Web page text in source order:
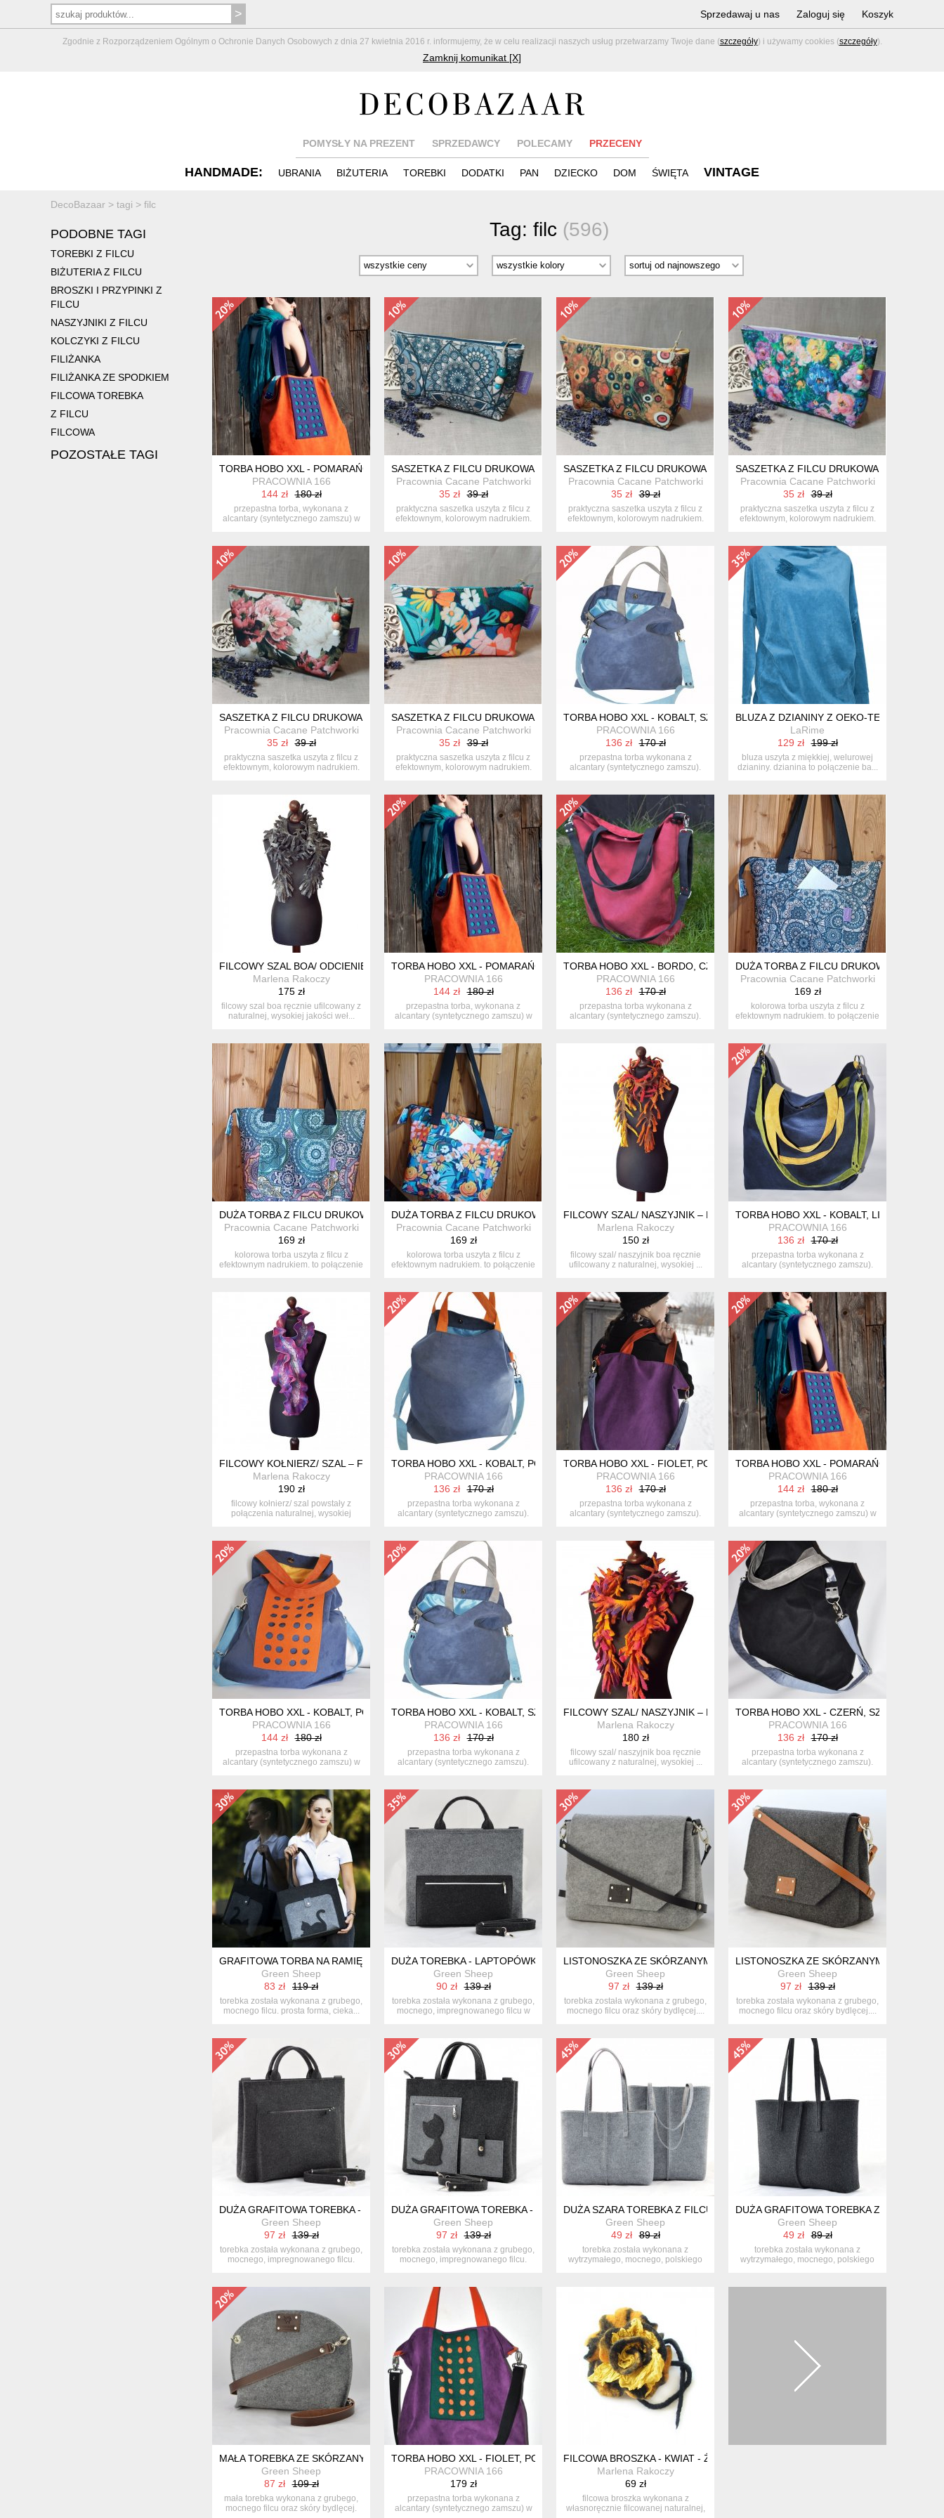
Zgodnie z Rozporządzeniem Ogólnym o Ochronie Danych Osobowych z dnia 27 kwietnia 2016 r. informujemy, że w celu realizacji naszych usług przetwarzamy Twoje dane (szczegóły) i używamy cookies (szczegóły).
Zamknij komunikat [X]
Sprzedawaj u nas Zaloguj się Koszyk
POMYSŁY NA PREZENT SPRZEDAWCY POLECAMY PRZECENY
HANDMADE: UBRANIA BIŻUTERIA TOREBKI DODATKI PAN DZIECKO DOM ŚWIĘTA VINTAGE
DecoBazaar > tagi > filc
PODOBNE TAGI
TOREBKI Z FILCU
BIŻUTERIA Z FILCU
BROSZKI I PRZYPINKI Z
FILCU
NASZYJNIKI Z FILCU
KOLCZYKI Z FILCU
FILIŻANKA
FILIŻANKA ZE SPODKIEM
FILCOWA TOREBKA
Z FILCU
FILCOWA
POZOSTAŁE TAGI
Tag: filc (596)
TORBA HOBO XXL - POMARAŃCZ,FIOLET, SZMARAGD
PRACOWNIA 166
144 zł
180 zł
przepastna torba, wykonana z
alcantary (syntetycznego zamszu) w
SASZETKA Z FILCU DRUKOWANEGO – WZÓR GEOMETRYCZNY
Pracownia Cacane Patchworki
35 zł
39 zł
praktyczna saszetka uszyta z filcu z
efektownym, kolorowym nadrukiem.
SASZETKA Z FILCU DRUKOWANEGO – WZÓR NIEOKREŚLONY
Pracownia Cacane Patchworki
35 zł
39 zł
praktyczna saszetka uszyta z filcu z
efektownym, kolorowym nadrukiem.
SASZETKA Z FILCU DRUKOWANEGO –
Pracownia Cacane Patchworki
35 zł
39 zł
praktyczna saszetka uszyta z filcu z
efektownym, kolorowym nadrukiem.
SASZETKA Z FILCU DRUKOWANEGO – WZÓR KWIATOWY
Pracownia Cacane Patchworki
35 zł
39 zł
praktyczna saszetka uszyta z filcu z
efektownym, kolorowym nadrukiem.
SASZETKA Z FILCU DRUKOWANEGO – WZÓR KWIATOWY
Pracownia Cacane Patchworki
35 zł
39 zł
praktyczna saszetka uszyta z filcu z
efektownym, kolorowym nadrukiem.
TORBA HOBO XXL - KOBALT, SZAROŚĆ, BŁĘKIT
PRACOWNIA 166
136 zł
170 zł
przepastna torba wykonana z
alcantary (syntetycznego zamszu).
BLUZA Z DZIANINY Z OEKO-TEX
LaRime
129 zł
199 zł
bluza uszyta z miękkiej, welurowej
dzianiny. dzianina to połączenie ba...
FILCOWY SZAL BOA/ ODCIENIE SZAROŚCI
Marlena Rakoczy
175 zł
filcowy szal boa ręcznie ufilcowany z
naturalnej, wysokiej jakości weł...
TORBA HOBO XXL - POMARAŃCZ,FIOLET, SZMARAGD
PRACOWNIA 166
144 zł
180 zł
przepastna torba, wykonana z
alcantary (syntetycznego zamszu) w
TORBA HOBO XXL - BORDO, CZERŃ
PRACOWNIA 166
136 zł
170 zł
przepastna torba wykonana z
alcantary (syntetycznego zamszu).
DUŻA TORBA Z FILCU DRUKOWANEGO -
Pracownia Cacane Patchworki
169 zł
kolorowa torba uszyta z filcu z
efektownym nadrukiem. to połączenie
DUŻA TORBA Z FILCU DRUKOWANEGO - WZÓR GEOMETRYCZNY
Pracownia Cacane Patchworki
169 zł
kolorowa torba uszyta z filcu z
efektownym nadrukiem. to połączenie
DUŻA TORBA Z FILCU DRUKOWANEGO - BARWNY OGRÓD
Pracownia Cacane Patchworki
169 zł
kolorowa torba uszyta z filcu z
efektownym nadrukiem. to połączenie
FILCOWY SZAL/ NASZYJNIK – BOA – KOLOROWY 02
Marlena Rakoczy
150 zł
filcowy szal/ naszyjnik boa ręcznie
ufilcowany z naturalnej, wysokiej ...
TORBA HOBO XXL - KOBALT, LIMONKA,
PRACOWNIA 166
136 zł
170 zł
przepastna torba wykonana z
alcantary (syntetycznego zamszu).
FILCOWY KOŁNIERZ/ SZAL – FIOLET/ RÓŻ
Marlena Rakoczy
190 zł
filcowy kołnierz/ szal powstały z
połączenia naturalnej, wysokiej
TORBA HOBO XXL - KOBALT, POMARAŃCZ, BŁĘKIT
PRACOWNIA 166
136 zł
170 zł
przepastna torba wykonana z
alcantary (syntetycznego zamszu).
TORBA HOBO XXL - FIOLET, POMARAŃCZ, SZARONIEBIESKI
PRACOWNIA 166
136 zł
170 zł
przepastna torba wykonana z
alcantary (syntetycznego zamszu).
TORBA HOBO XXL - POMARAŃCZ,FIOLET,
PRACOWNIA 166
144 zł
180 zł
przepastna torba, wykonana z
alcantary (syntetycznego zamszu) w
TORBA HOBO XXL - KOBALT, POMARAŃCZ, BŁĘKIT
PRACOWNIA 166
144 zł
180 zł
przepastna torba wykonana z
alcantary (syntetycznego zamszu) w
TORBA HOBO XXL - KOBALT, SZAROŚĆ, BŁĘKIT
PRACOWNIA 166
136 zł
170 zł
przepastna torba wykonana z
alcantary (syntetycznego zamszu).
FILCOWY SZAL/ NASZYJNIK – BOA – KOLOROWY 01
Marlena Rakoczy
180 zł
filcowy szal/ naszyjnik boa ręcznie
ufilcowany z naturalnej, wysokiej ...
TORBA HOBO XXL - CZERŃ, SZAROŚĆ
PRACOWNIA 166
136 zł
170 zł
przepastna torba wykonana z
alcantary (syntetycznego zamszu).
mieśc...
GRAFITOWA TORBA NA RAMIĘ - Z KIESZENIĄ Z KOTEM
Green Sheep
83 zł
119 zł
torebka została wykonana z grubego,
mocnego filcu. prosta forma, cieka...
DUŻA TOREBKA - LAPTOPÓWKA MINIMALIZM- SZARY I GRAFIT
Green Sheep
90 zł
139 zł
torebka została wykonana z grubego,
mocnego, impregnowanego filcu w
LISTONOSZKA ZE SKÓRZANYM PASKIEM - JASNOSZARA
Green Sheep
97 zł
139 zł
torebka została wykonana z grubego,
mocnego filcu oraz skóry bydlęcej....
LISTONOSZKA ZE SKÓRZANYM PASKIEM -
Green Sheep
97 zł
139 zł
torebka została wykonana z grubego,
mocnego filcu oraz skóry bydlęcej....
DUŻA GRAFITOWA TOREBKA - LAPTOPÓWKA MINIMALIZM
Green Sheep
97 zł
139 zł
torebka została wykonana z grubego,
mocnego, impregnowanego filcu.
DUŻA GRAFITOWA TOREBKA - LAPTOPÓWKA Z KOTEM
Green Sheep
97 zł
139 zł
torebka została wykonana z grubego,
mocnego, impregnowanego filcu.
DUŻA SZARA TOREBKA Z FILCU- MINIMALISTYCZNA- NISKA
Green Sheep
49 zł
89 zł
torebka została wykonana z
wytrzymałego, mocnego, polskiego
DUŻA GRAFITOWA TOREBKA Z FILCU-
Green Sheep
49 zł
89 zł
torebka została wykonana z
wytrzymałego, mocnego, polskiego
MAŁA TOREBKA ZE SKÓRZANYM PASKIEM - SZARA
Green Sheep
87 zł
109 zł
mała torebka wykonana z grubego,
mocnego filcu oraz skóry bydlęcej.
TORBA HOBO XXL - FIOLET, POMARAŃCZ, SZMARAGD
PRACOWNIA 166
179 zł
przepastna torba wykonana z
alcantary (syntetycznego zamszu) w
FILCOWA BROSZKA - KWIAT - ŻÓŁTO - CZARNA
Marlena Rakoczy
69 zł
filcowa broszka wykonana z
własnoręcznie filcowanej naturalnej,